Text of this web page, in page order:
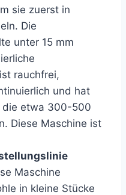
sie zuerst in
Die
unter 15 mm
rauchfrei,
und hat
die etwa 300-500
Diese Maschine ist
Maschine
in kleine Stücke